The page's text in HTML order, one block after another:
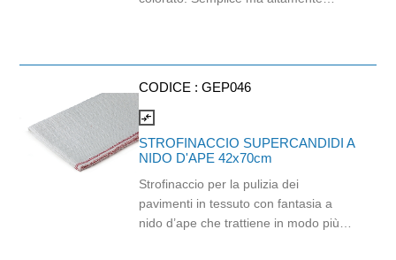
Dimensioni: 44x60cm.
CODICE : GEP046
compare_arrows
STROFINACCIO SUPERCANDIDI A
NIDO D'APE 42x70cm
Strofinaccio per la pulizia dei
pavimenti in tessuto con fantasia a
nido d’ape che trattiene in modo più